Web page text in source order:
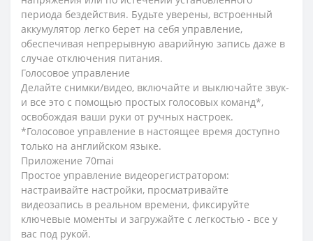
периода бездействия. Будьте уверены, встроенный
аккумулятор легко берет на себя управление,
обеспечивая непрерывную аварийную запись даже в
случае отключения питания.
Голосовое управление
Делайте снимки/видео, включайте и выключайте звук-
и все это с помощью простых голосовых команд*,
освобождая ваши руки от ручных настроек.
*Голосовое управление в настоящее время доступно
только на английском языке.
Приложение 70mai
Простое управление видеорегистратором:
настраивайте настройки, просматривайте
видеозапись в реальном времени, фиксируйте
ключевые моменты и загружайте с легкостью - все у
вас под рукой.